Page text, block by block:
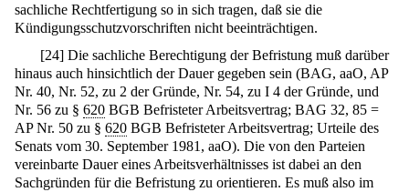
sachliche Rechtfertigung so in sich tragen, daß sie die
Kündigungsschutzvorschriften nicht beeinträchtigen.
[24] Die sachliche Berechtigung der Befristung muß darüber
hinaus auch hinsichtlich der Dauer gegeben sein (BAG, aaO, AP
Nr. 40, Nr. 52, zu 2 der Gründe, Nr. 54, zu I 4 der Gründe, und
Nr. 56 zu § 620 BGB Befristeter Arbeitsvertrag; BAG 32, 85 =
AP Nr. 50 zu § 620 BGB Befristeter Arbeitsvertrag; Urteile des
Senats vom 30. September 1981, aaO). Die von den Parteien
vereinbarte Dauer eines Arbeitsverhältnisses ist dabei an den
Sachgründen für die Befristung zu orientieren. Es muß also im